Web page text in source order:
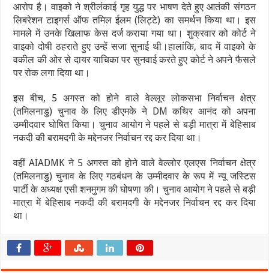
आरोप है। वाइको ने श्रीलंकाई गृह युद्ध पर भाषण देते हुए आतंकी संगठन
लिबरेशन टाइगर्स ऑफ तमिल ईलम (लिट्टे) का समर्थन किया था। इस
मामले में उनके खिलाफ केस दर्ज कराया गया था। शुक्रवार को कोर्ट ने
वाइको दोषी ठहराते हुए उन्हें सजा सुनाई थी।हालांकि, बाद में वाइको के
वकील की ओर से दायर याचिका पर सुनवाई करते हुए कोर्ट ने अपने फैसले
पर रोक लगा दिया था।
इस बीच, 5 अगस्त को होने वाले वेल्लूर लोकसभा निर्वाचन क्षेत्र
(तमिलनाडु) चुनाव के लिए डीएमके ने DM कथिर आनंद को अपना
उम्मीदवार घोषित किया। चुनाव आयोग ने पहले से बड़ी मात्रा में बेहिसाब
नकदी की बरामदगी के मद्देनजर निर्वाचन रद्द कर दिया था।
वहीं AIADMK ने 5 अगस्त को होने वाले वेल्लोर एलएस निर्वाचन क्षेत्र
(तमिलनाडु) चुनाव के लिए गठबंधन के उम्मीदवार के रूप में न्यू जस्टिस
पार्टी के अध्यक्ष एसी शनमुगम की घोषणा की। चुनाव आयोग ने पहले से बड़ी
मात्रा में बेहिसाब नकदी की बरामदगी के मद्देनजर निर्वाचन रद्द कर दिया
था।